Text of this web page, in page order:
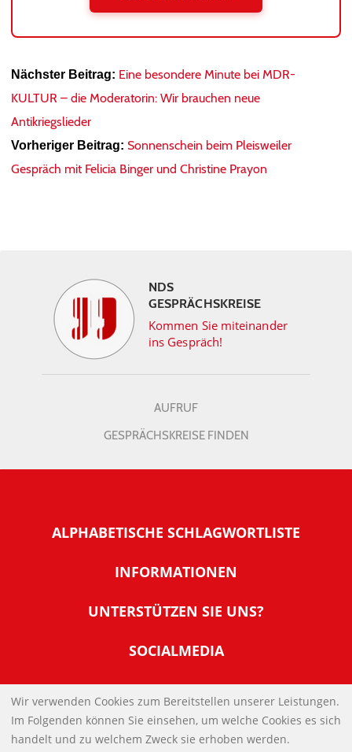
Nächster Beitrag: Eine besondere Minute bei MDR-
KULTUR – die Moderatorin: Wir brauchen neue
Antikriegslieder
Vorheriger Beitrag: Sonnenschein beim Pleisweiler
Gespräch mit Felicia Binger und Christine Prayon
NDS
GESPRÄCHSKREISE
Kommen Sie miteinander
ins Gespräch!
AUFRUF
GESPRÄCHSKREISE FINDEN
ALPHABETISCHE SCHLAGWORTLISTE
INFORMATIONEN
Warum NachDenkSeiten
Tipps zur Nutzung der NachDenkSeiten
Banner und E-Mail-Signaturen
Links
Kontakt
UNTERSTÜTZEN SIE UNS?
Werden Sie Fördermitglied
Spenden Sie Online
SOCIALMEDIA
IMPRESSUM
DATENSCHUTZERKLÄRUNG
Wir verwenden Cookies zum Bereitstellen unserer Leistungen.
Im Folgenden können Sie einsehen, um welche Cookies es sich
handelt und zu welchem Zweck sie erhoben werden.